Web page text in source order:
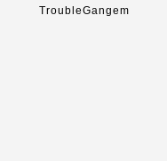
TroubleGangem